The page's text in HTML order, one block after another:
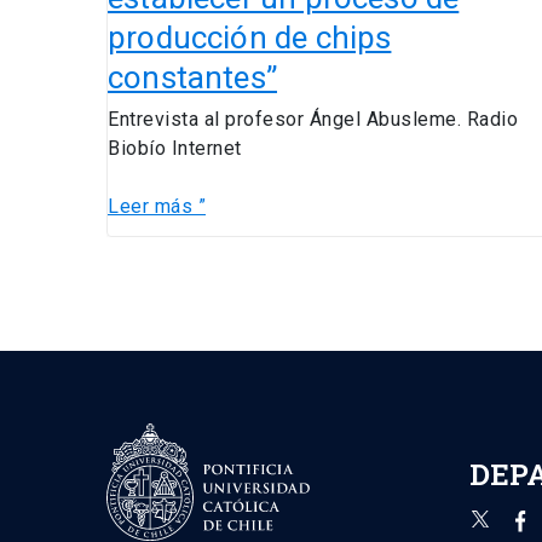
producción de chips
constantes”
Entrevista al profesor Ángel Abusleme. Radio
Biobío Internet
establecer
un
proceso
de
producción
de
constantes”
Leer más ”